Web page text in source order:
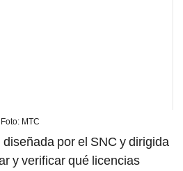
MTC
por el SNC y dirigida
y verificar qué licencias